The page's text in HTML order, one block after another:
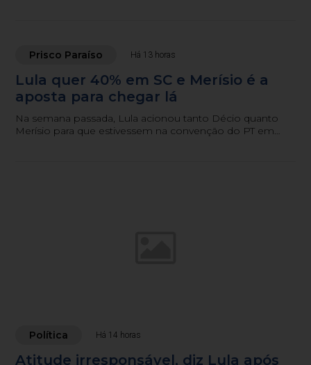
Prisco Paraíso Há 13 horas
Lula quer 40% em SC e Merísio é a
aposta para chegar lá
Na semana passada, Lula acionou tanto Décio quanto
Merísio para que estivessem na convenção do PT em
Política Há 14 horas
Atitude irresponsável, diz Lula após